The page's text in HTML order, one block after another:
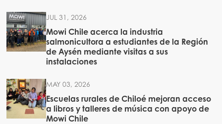
JUL 31, 2026
Mowi Chile acerca la industria
salmonicultora a estudiantes de la Región
de Aysén mediante visitas a sus
instalaciones
MAY 03, 2026
Escuelas rurales de Chiloé mejoran acceso
a libros y talleres de música con apoyo de
Mowi Chile